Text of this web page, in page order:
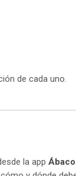
de cada uno.
la app